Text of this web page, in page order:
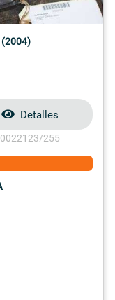
(2004)
Detalles
0022123/255